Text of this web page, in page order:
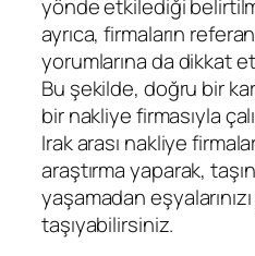
yönde etkilediği
ayrıca, firmaların
yorumlarına da dikkat
Bu şekilde, doğru bir
bir nakliye firmasıyla
Irak arası nakliye
araştırma yaparak,
yaşamadan
taşıyabilirsiniz.